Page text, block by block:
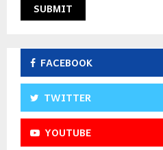
FACEBOOK
TWITTER
YOUTUBE